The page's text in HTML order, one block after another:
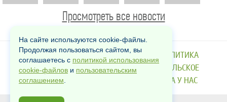
Просмотреть все новости
КОНТАКТЫ РЕКЛАМА О НАС
ПОЛИТИКА
ИСПОЛЬЗОВАНИЯ COOKIE
ПОЛЬЗОВАТЕЛЬСКОЕ
СОГЛАШЕНИЕ
РАБОТА У НАС
На сайте используются cookie-файлы.
Продолжая пользоваться сайтом, вы
соглашаетесь с политикой использования
cookie-файлов и пользовательским
соглашением